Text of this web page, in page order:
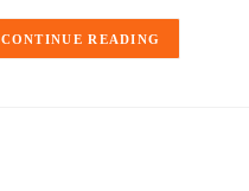
CONTINUE READING